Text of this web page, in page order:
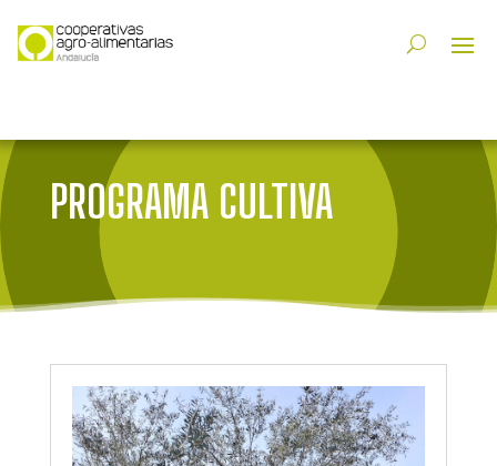
PROGRAMA CULTIVA